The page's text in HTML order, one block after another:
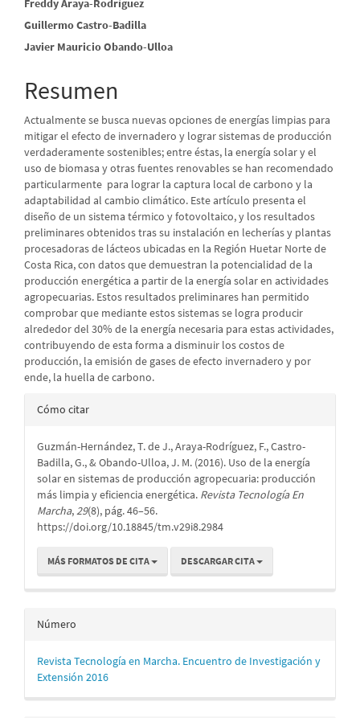
principal
del
Freddy Araya-Rodríguez
Guillermo Castro-Badilla
Javier Mauricio Obando-Ulloa
Resumen
Actualmente se busca nuevas opciones de energías limpias para
mitigar el efecto de invernadero y lograr sistemas de producción
verdaderamente sostenibles; entre éstas, la energía solar y el
uso de biomasa y otras fuentes renovables se han recomendado
particularmente para lograr la captura local de carbono y la
adaptabilidad al cambio climático. Este artículo presenta el
diseño de un sistema térmico y fotovoltaico, y los resultados
preliminares obtenidos tras su instalación en lecherías y plantas
procesadoras de lácteos ubicadas en la Región Huetar Norte de
Costa Rica, con datos que demuestran la potencialidad de la
producción energética a partir de la energía solar en actividades
agropecuarias. Estos resultados preliminares han permitido
comprobar que mediante estos sistemas se logra producir
alrededor del 30% de la energía necesaria para estas actividades,
contribuyendo de esta forma a disminuir los costos de
producción, la emisión de gases de efecto invernadero y por
ende, la huella de carbono.
Detalles
artículo
Cómo citar
Guzmán-Hernández, T. de J., Araya-Rodríguez, F., Castro-
Badilla, G., & Obando-Ulloa, J. M. (2016). Uso de la energía
solar en sistemas de producción agropecuaria: producción
más limpia y eficiencia energética. Revista Tecnología En
Marcha,29(8), pág. 46–56.
https://doi.org/10.18845/tm.v29i8.2984
MÁS FORMATOS DE CITA DESCARGAR CITA
Número
Revista Tecnología en Marcha. Encuentro de Investigación y
Extensión 2016